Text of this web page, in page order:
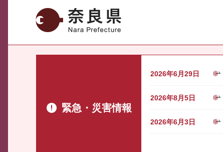
奈良県
緊急・災害情報
2026年6月29日
2026年8月5日
2026年6月3日